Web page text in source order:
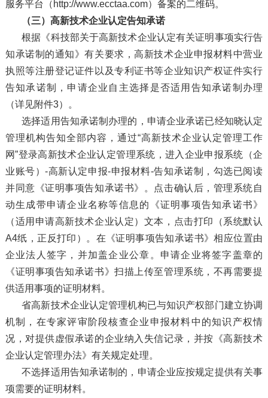
服务平台（http://www.ecctaa.com）备案的二维码。
（三）高新技术企业认定告知承诺
根据《科技部关于高新技术企业认定有关证明事项实行告
知承诺制的通知》有关要求，高新技术企业申报材料中营业
执照等注册登记证件以及专利证书等企业知识产权证件实行
告知承诺制，申请企业自主选择是否适用告知承诺制办理
（详见附件3）。
选择适用告知承诺制办理的，申请企业承诺已经知晓认定
管理机构告知全部内容，通过“高新技术企业认定管理工作
网”登录高新技术企业认定管理系统，进入企业申报系统（企
业账号）-高新认定申报-申报材料-告知承诺制，勾选已阅读
并同意《证明事项告知承诺书》。点击确认后，管理系统自
动生成带申请企业名称等信息的《证明事项告知承诺书》
（适用申请高新技术企业认定）文本，点击打印（系统默认
A4纸，正反打印）。在《证明事项告知承诺书》相应位置由
企业法人签字，并加盖企业公章。申请企业将签字盖章的
《证明事项告知承诺书》扫描上传至管理系统，不再需要提
供适用事项的证明材料。
省高新技术企业认定管理机构已与知识产权部门建立协调
机制，在专家评审阶段核查企业申报材料中的知识产权情
况，对提供虚假承诺的企业纳入失信记录，并按《高新技术
企业认定管理办法》有关规定处理。
不选择适用告知承诺制的，申请企业应按规定提供有关事
项需要的证明材料。